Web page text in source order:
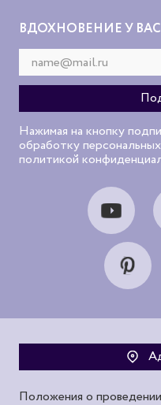
ВДОХНОВЕНИЕ У
Нажимая на кнопку
обработку
политикой
Положения о